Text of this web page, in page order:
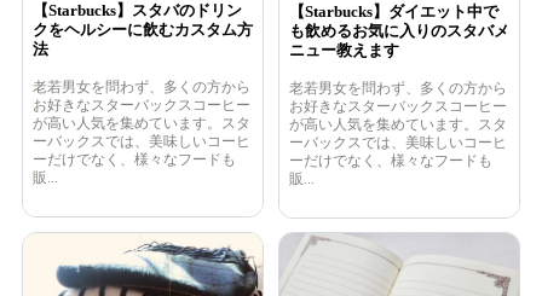
【Starbucks】スタバのドリン
クをヘルシーに飲むカスタム方
法
老若男女を問わず、多くの方から
お好きなスターバックスコーヒー
が高い人気を集めています。スタ
ーバックスでは、美味しいコーヒ
ーだけでなく、様々なフードも
販...
【Starbucks】ダイエット中で
も飲めるお気に入りのスタバメ
ニュー教えます
老若男女を問わず、多くの方から
お好きなスターバックスコーヒー
が高い人気を集めています。スタ
ーバックスでは、美味しいコーヒ
ーだけでなく、様々なフードも
販...